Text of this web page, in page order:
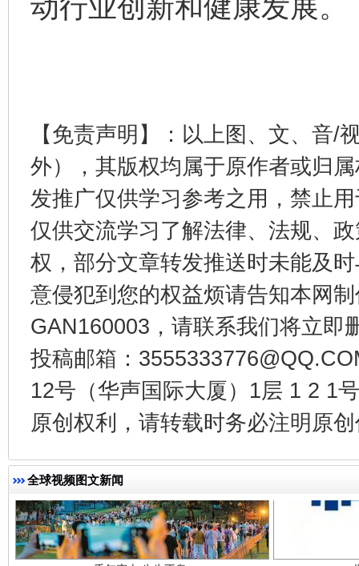
动行业创新和健康发展。
【免责声明】：以上图、文、音/
外），其版权均属于原作者或归
发推广仅供学习参考之用，禁止
仅供交流学习了解法律、法规、
权，部分文章转发推送时未能及
意侵犯到您的权益烦请告知本网
GAN160003，请联系我们将立即
投稿邮箱：
12号（华声国际大厦）1层 1 2 1
原创权利，请转载时务必注明原
全球视频图文新闻